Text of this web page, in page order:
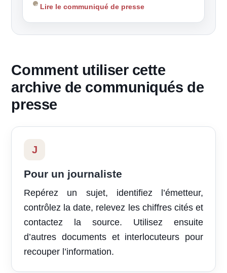
Lire le communiqué de presse
Comment utiliser cette
archive de communiqués de
presse
J
Pour un journaliste
Repérez un sujet, identifiez l’émetteur,
contrôlez la date, relevez les chiffres cités et
contactez la source. Utilisez ensuite
d’autres documents et interlocuteurs pour
recouper l’information.